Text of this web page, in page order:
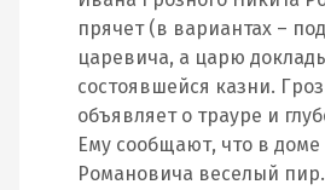
прячет (в вариантах –
царевича, а царю
состоявшейся казни.
объявляет о трауре и
Ему сообщают, что в
Романовича веселый